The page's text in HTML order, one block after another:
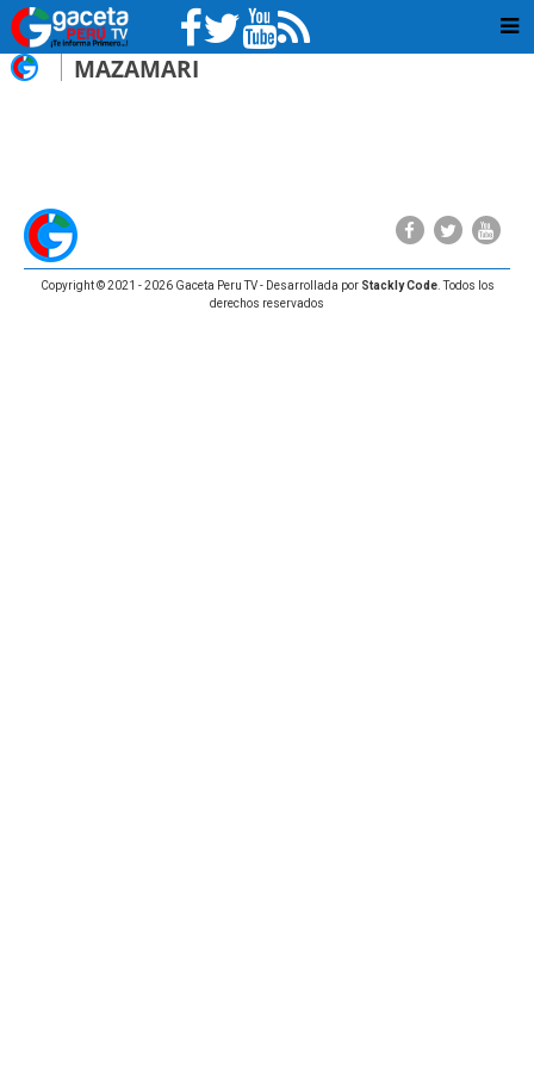
MAZAMARI
Copyright © 2021 - 2026 Gaceta Peru TV - Desarrollada por Stackly Code. Todos los
derechos reservados